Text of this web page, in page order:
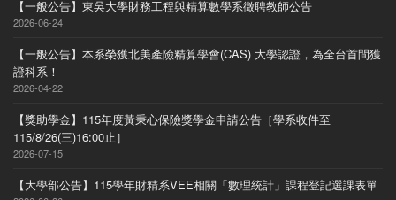
【一般公告】東吳大學財務工程與精算數學系徵聘教師公告
2026-06-24
【一般公告】本系榮獲北美產險精算學會(CAS) 大學認證，為全台首間獲
證科系！
2026-04-22
【獎助學金】115年度黃秉心保險獎學金申請公告［學系收件至
115/8/26(三)16:00止］
2026-07-15
【大學部公告】115學年財精系VEE相關「數理統計」課程登記選課表單